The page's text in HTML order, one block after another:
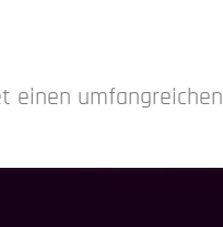
einen umfangreichen